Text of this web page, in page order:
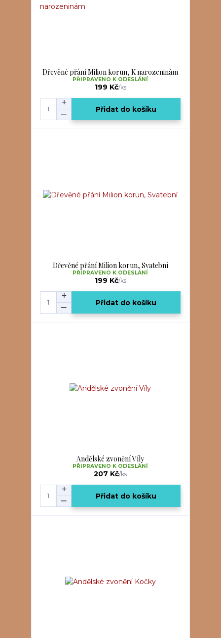
Dřevěné přání Milion korun, K narozeninám
199 Kč/ks
PŘIPRAVENO K ODESLÁNÍ
Přidat do košíku
Dřevěné přání Milion korun, Svatební
199 Kč/ks
PŘIPRAVENO K ODESLÁNÍ
Přidat do košíku
Andělské zvonění Víly
207 Kč/ks
PŘIPRAVENO K ODESLÁNÍ
Přidat do košíku